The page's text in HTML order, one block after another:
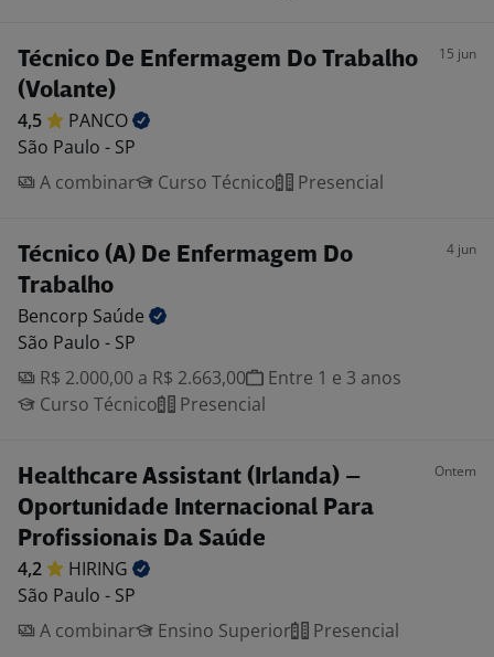
Técnico De Enfermagem Do Trabalho
(Volante)
15 jun
4,5
PANCO
São Paulo - SP
A combinar
Curso Técnico Presencial
Técnico (A) De Enfermagem Do
Trabalho
4 jun
Bencorp Saúde
São Paulo - SP
R$ 2.000,00 a R$ 2.663,00
Entre 1 e 3 anos
Curso Técnico
Presencial
Healthcare Assistant (Irlanda) –
Oportunidade Internacional Para
Profissionais Da Saúde
Ontem
4,2
HIRING
São Paulo - SP
A combinar
Ensino Superior Presencial